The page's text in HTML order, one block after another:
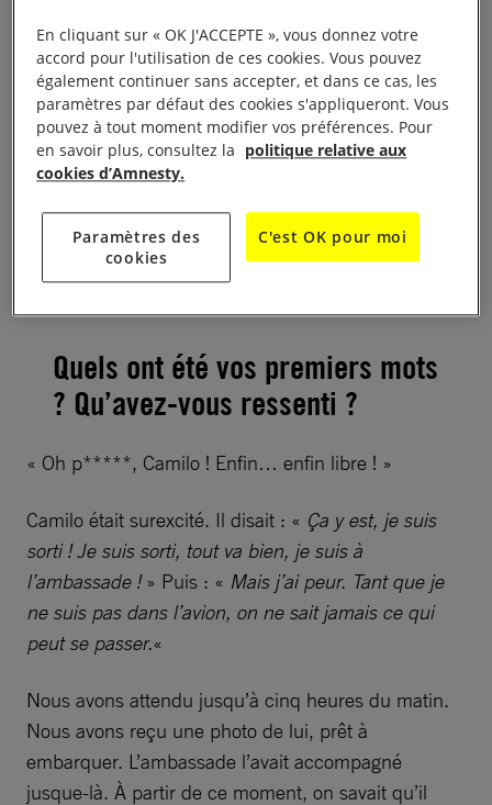
décroché et j’ai entendu : « Bonjour, c’est Jean-Noël
Barrot au téléphone. » C’était le ministre des Affaires
étrangères qui m’appelait. A ce moment-là, nous
savions qu’il se passait des choses, qu’il y avait des
tractations, mais rien de plus. C’est tombé comme
ça, par surprise.
Un peu plus tard, nous avons appelé l’Ambassade
de France au Venezuela et nous avons pu parler à
Quels ont été vos premiers mots
? Qu’avez-vous ressenti ?
« Oh p*****, Camilo ! Enfin… enfin libre ! »
Camilo était surexcité. Il disait : « Ça y est, je suis
sorti ! Je suis sorti, tout va bien, je suis à
l’ambassade !» Puis : « Mais j’ai peur. Tant que je
ne suis pas dans l’avion, on ne sait jamais ce qui
peut se passer.«
Nous avons attendu jusqu’à cinq heures du matin.
Nous avons reçu une photo de lui, prêt à
embarquer. L’ambassade l’avait accompagné
jusque-là. À partir de ce moment, on savait qu’il
En cliquant sur « OK J'ACCEPTE », vous donnez votre
accord pour l'utilisation de ces cookies. Vous pouvez
également continuer sans accepter, et dans ce cas, les
paramètres par défaut des cookies s'appliqueront. Vous
pouvez à tout moment modifier vos préférences. Pour
en savoir plus, consultez la politique relative aux
cookies d’Amnesty.
Paramètres des
cookies
C'est OK pour moi